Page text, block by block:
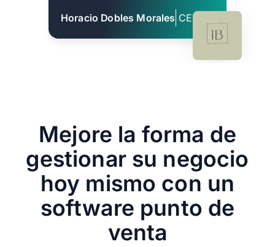
Horacio Dobles Morales CEO
Mejore la forma de
gestionar su negocio
hoy mismo con un
software punto de
venta